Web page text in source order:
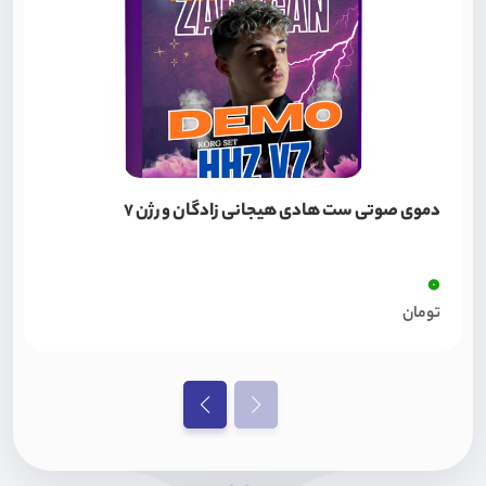
دموی صوتی ست هادی هیجانی زادگان ورژن 7
0
تومان